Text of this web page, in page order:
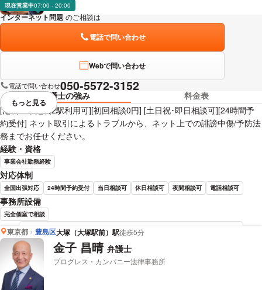
現在営業中07:00 - 20:00
インターネット問題 のご相談は
電話で問い合わせ
Webで問い合わせ
電話で問い合わせ050-5572-3152
弁護士の強み
料金表
[池袋・東池袋2駅利用可][初回相談0円] [土日祝･即日相談可][24時間予
約受付] ネット取引によるトラブルから、ネット上での誹謗中傷/予防法
務までお任せください。
経験・資格
事業会社勤務経験
対応体制
全国出張対応 24時間予約受付 当日相談可 休日相談可 夜間相談可 電話相談可
事務所設備
完全個室で相談
若井 亮 弁護士の詳細情報を見る
視覚的に省略されている要素を
もっと見る
東京都 豊島区大塚（大塚駅前）駅徒歩5分
金子 昌晴 弁護士
プログレス・カンパニー法律事務所